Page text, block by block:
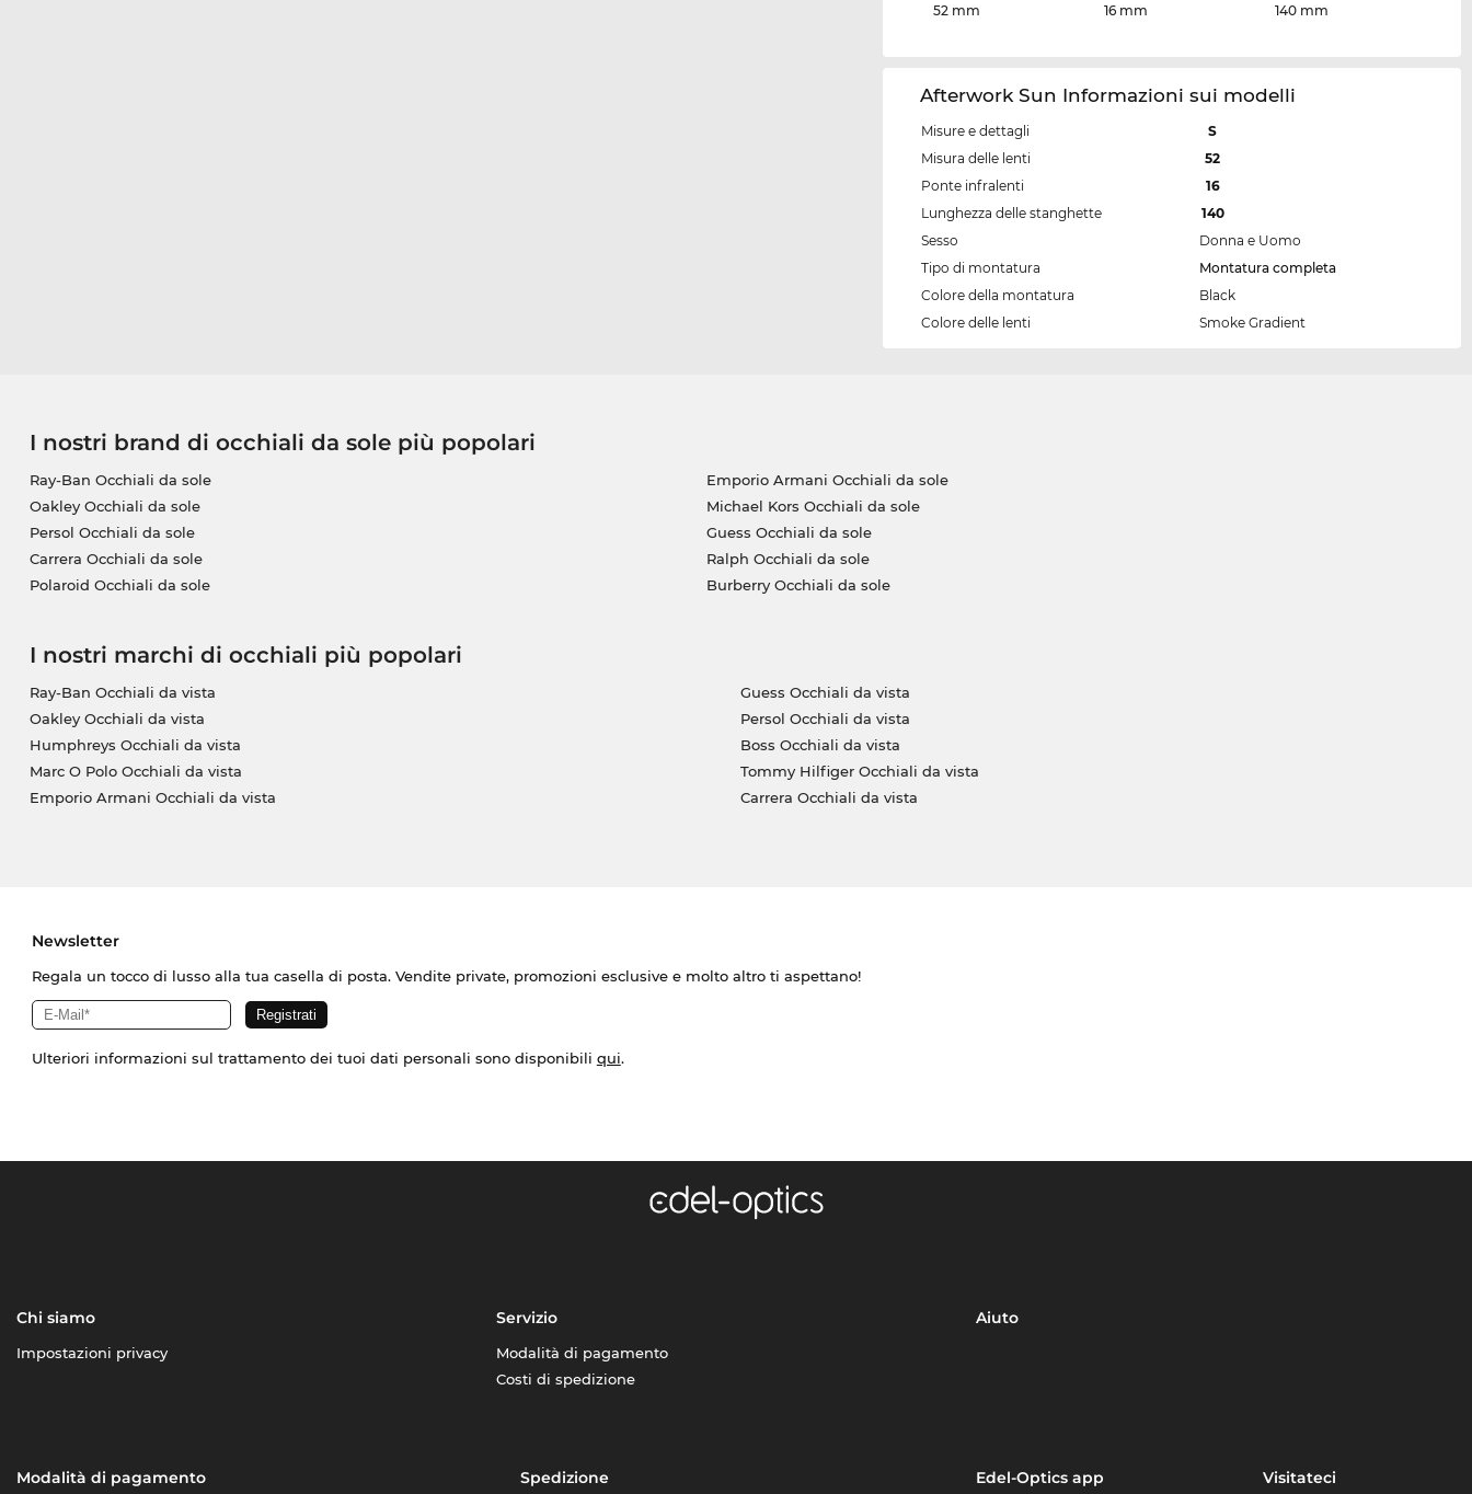
52 mm
16 mm
140 mm
Afterwork Sun Informazioni sui modelli
Misure e dettagli
S
Misura delle lenti
52
Ponte infralenti
16
Lunghezza delle stanghette
140
Sesso
Donna e Uomo
Tipo di montatura
Montatura completa
Colore della montatura
Black
Colore delle lenti
Smoke Gradient
I nostri brand di occhiali da sole più popolari
Ray-Ban Occhiali da sole
Oakley Occhiali da sole
Persol Occhiali da sole
Carrera Occhiali da sole
Polaroid Occhiali da sole
Emporio Armani Occhiali da sole
Michael Kors Occhiali da sole
Guess Occhiali da sole
Ralph Occhiali da sole
Burberry Occhiali da sole
I nostri marchi di occhiali più popolari
Ray-Ban Occhiali da vista
Oakley Occhiali da vista
Humphreys Occhiali da vista
Marc O Polo Occhiali da vista
Emporio Armani Occhiali da vista
Guess Occhiali da vista
Persol Occhiali da vista
Boss Occhiali da vista
Tommy Hilfiger Occhiali da vista
Carrera Occhiali da vista
Newsletter
Regala un tocco di lusso alla tua casella di posta. Vendite private, promozioni esclusive e molto altro ti aspettano!
Ulteriori informazioni sul trattamento dei tuoi dati personali sono disponibili qui.
Chi siamo
Impostazioni privacy
Servizio
Modalità di pagamento
Costi di spedizione
Aiuto
Modalità di pagamento Spedizione Edel-Optics app Visitateci